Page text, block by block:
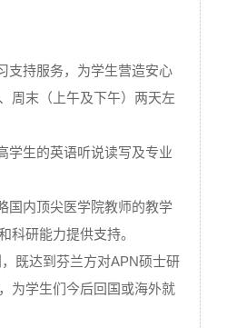
支持服务，为学生营造安心
周末（上午及下午）两天左
学生的英语听说读写及专业
国内顶尖医学院教师的教学
科研能力提供支持。
既达到芬兰方对APN硕士研
为学生们今后回国或海外就